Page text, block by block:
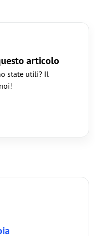
articolo
state utili? Il